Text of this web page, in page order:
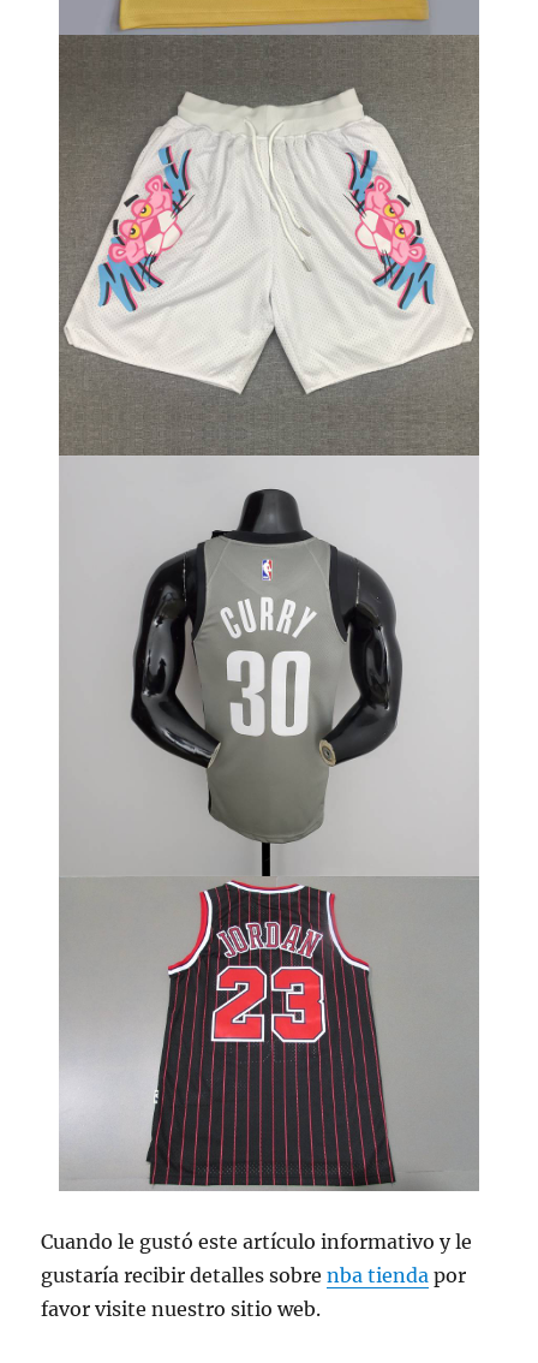
Cuando le gustó este artículo informativo y le
gustaría recibir detalles sobrenba tienda por
favor visite nuestro sitio web.